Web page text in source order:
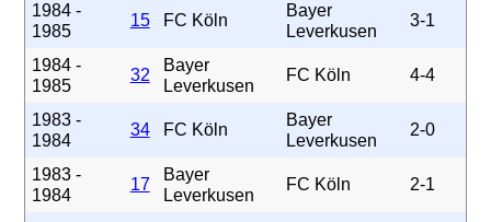
1984 -
1985
15 FC Köln
Bayer
Leverkusen
3-1
1984 -
1985
32
Bayer
Leverkusen
FC Köln 4-4
1983 -
1984
34 FC Köln
Bayer
Leverkusen
2-0
1983 -
1984
17
Bayer
Leverkusen
FC Köln 2-1